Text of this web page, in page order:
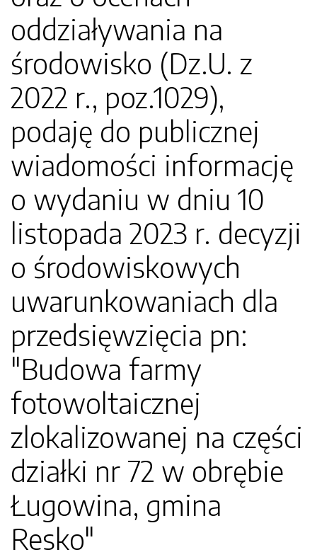
oddziaływania na
środowisko (Dz.U. z
2022 r., poz.1029),
podaję do publicznej
wiadomości informację
o wydaniu w dniu 10
listopada 2023 r. decyzji
o środowiskowych
uwarunkowaniach dla
przedsięwzięcia pn:
"Budowa farmy
fotowoltaicznej
zlokalizowanej na części
działki nr 72 w obrębie
Ługowina, gmina
Resko"